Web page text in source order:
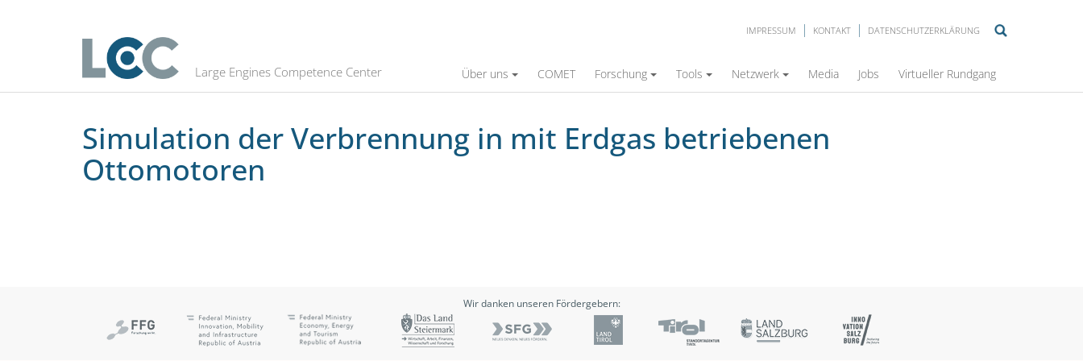
IMPRESSUM KONTAKT DATENSCHUTZERKLÄRUNG
Large Engines Competence Center Über uns COMET Forschung Tools Netzwerk Media Jobs Virtueller Rundgang
Simulation der Verbrennung in mit Erdgas betriebenen Ottomotoren
Simulation der Verbrennung in mit Erdgas betriebenen
Ottomotoren
Wir danken unseren Fördergebern: